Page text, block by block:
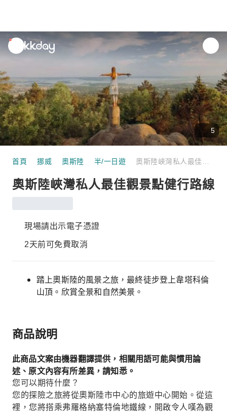
unread
notifications
5
首頁 挪威 奧斯陸 半/一日遊
奧斯陸峽灣私人最佳觀景點健行路線
現場請出示電子憑證
2天前可免費取消
踏上奧斯陸的風景之旅，最終徒步登上韋塔科倫
山頂。欣賞全景和自然美景。
商品說明
此商品文案由機器翻譯提供，相關用語可能與慣用論
述、原文內容有所差異，請知悉。
您可以期待什麼？
您的探險之旅將從奧斯陸市中心的旅遊中心開始。從這
裡，您將搭乘弗羅格納塞特倫地鐵線，開啟令人嘆為觀